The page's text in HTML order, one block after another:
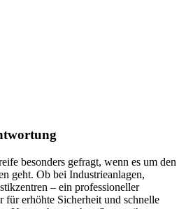
besonders gefragt, wenn es um den
geht. Ob bei Industrieanlagen,
– ein professioneller
für erhöhte Sicherheit und schnelle